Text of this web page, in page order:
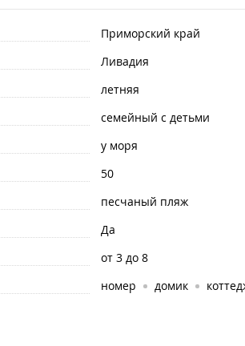
Приморский край
Ливадия
летняя
семейный с детьми
у моря
50
песчаный пляж
Да
от 3 до 8
номер домик